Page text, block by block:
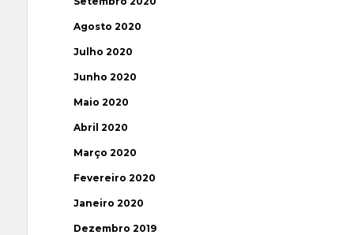
Agosto 2020
Julho 2020
Junho 2020
Maio 2020
Abril 2020
Março 2020
Fevereiro 2020
Janeiro 2020
Dezembro 2019